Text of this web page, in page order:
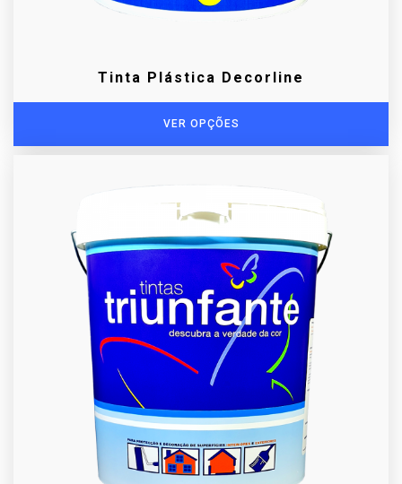
Tinta Plástica Decorline
VER OPÇÕES